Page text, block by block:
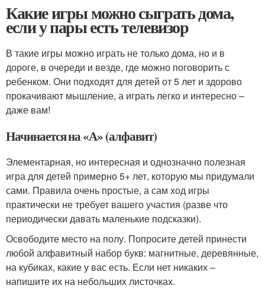
Какие игры можно сыграть дома,
если у пары есть телевизор
В такие игры можно играть не только дома, но и в
дороге, в очереди и везде, где можно поговорить с
ребенком. Они подходят для детей от 5 лет и здорово
прокачивают мышление, а играть легко и интересно –
даже вам!
Начинается на «А» (алфавит)
Элементарная, но интересная и однозначно полезная
игра для детей примерно 5+ лет, которую мы придумали
сами. Правила очень простые, а сам ход игры
практически не требует вашего участия (разве что
периодически давать маленькие подсказки).
Освободите место на полу. Попросите детей принести
любой алфавитный набор букв: магнитные, деревянные,
на кубиках, какие у вас есть. Если нет никаких –
напишите их на небольших листочках.